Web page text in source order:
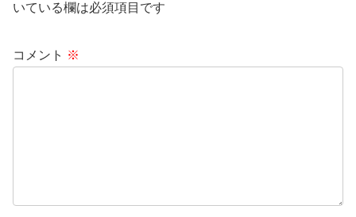
いている欄は必須項目です
コメント ※